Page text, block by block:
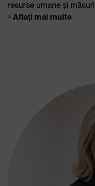
resurse umane și
Aflați mai multe